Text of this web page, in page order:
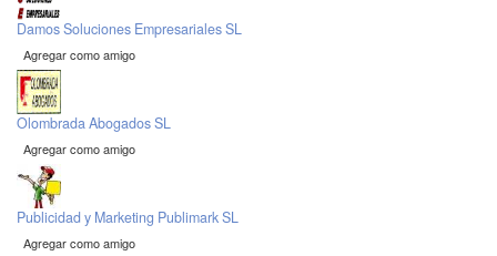
Damos Soluciones Empresariales SL
Agregar como amigo
Olombrada Abogados SL
Agregar como amigo
Publicidad y Marketing Publimark SL
Agregar como amigo